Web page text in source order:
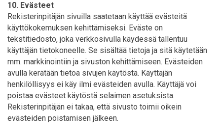
10. Evästeet
Rekisterinpitäjän sivuilla saatetaan käyttää evästeitä
käyttökokemuksen kehittämiseksi. Eväste on
tekstitiedosto, joka verkkosivulla käydessä tallentuu
käyttäjän tietokoneelle. Se sisältää tietoja ja sitä käytetään
mm. markkinointiin ja sivuston kehittämiseen. Evästeiden
avulla kerätään tietoa sivujen käytöstä. Käyttäjän
henkilöllisyys ei käy ilmi evästeiden avulla. Käyttäjä voi
poistaa evästeet käytöstä selaimen asetuksista.
Rekisterinpitäjän ei takaa, että sivusto toimii oikein
evästeiden poistamisen jälkeen.